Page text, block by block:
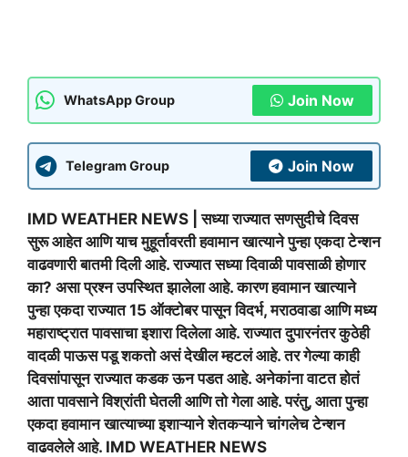
WhatsApp Group Join Now
Telegram Group Join Now
IMD WEATHER NEWS | सध्या राज्यात सणसुदीचे दिवस
सुरू आहेत आणि याच मुहूर्तावरती हवामान खात्याने पुन्हा एकदा टेन्शन
वाढवणारी बातमी दिली आहे. राज्यात सध्या दिवाळी पावसाळी होणार
का? असा प्रश्न उपस्थित झालेला आहे. कारण हवामान खात्याने
पुन्हा एकदा राज्यात 15 ऑक्टोबर पासून विदर्भ, मराठवाडा आणि मध्य
महाराष्ट्रात पावसाचा इशारा दिलेला आहे. राज्यात दुपारनंतर कुठेही
वादळी पाऊस पडू शकतो असं देखील म्हटलं आहे. तर गेल्या काही
दिवसांपासून राज्यात कडक ऊन पडत आहे. अनेकांना वाटत होतं
आता पावसाने विश्रांती घेतली आणि तो गेला आहे. परंतु, आता पुन्हा
एकदा हवामान खात्याच्या इशाऱ्याने शेतकऱ्याने चांगलेच टेन्शन
वाढवलेले आहे. IMD WEATHER NEWS